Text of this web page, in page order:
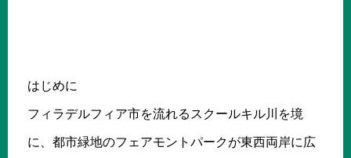
はじめに
フィラデルフィア市を流れるスクールキル川を境
に、都市緑地のフェアモントパークが東西両岸に広